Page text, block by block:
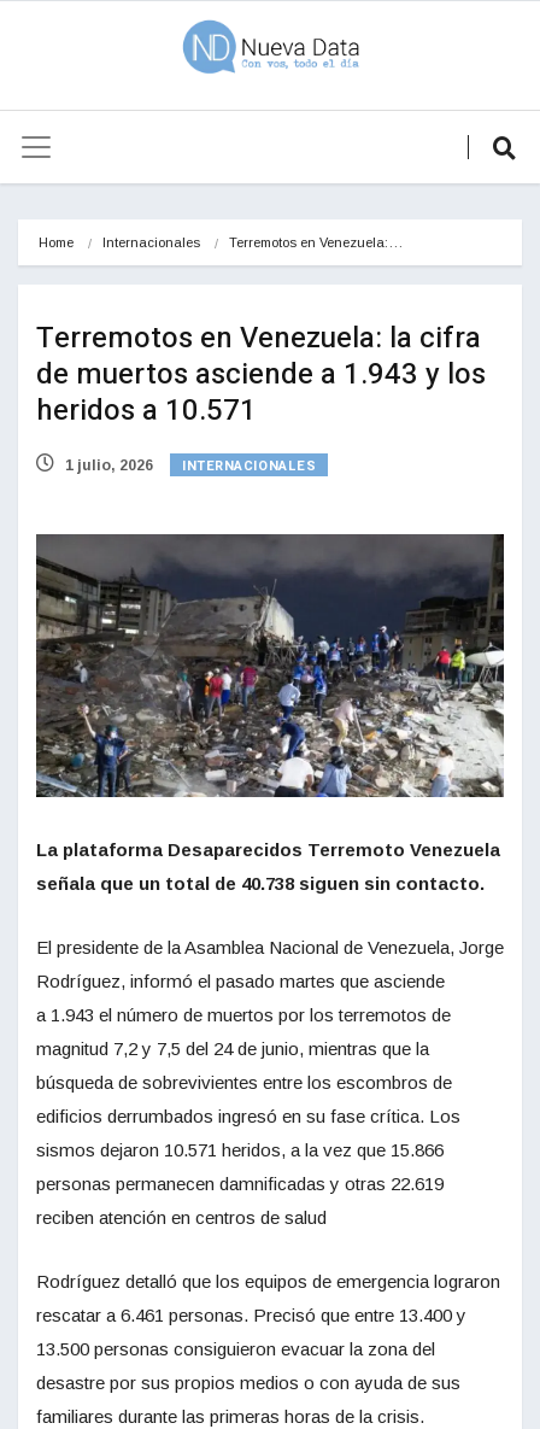
Home Internacionales Terremotos en Venezuela:…
Terremotos en Venezuela: la cifra
de muertos asciende a 1.943 y los
heridos a 10.571
1 julio, 2026 INTERNACIONALES
La plataforma Desaparecidos Terremoto Venezuela
señala que un total de 40.738 siguen sin contacto.
El presidente de la Asamblea Nacional de Venezuela, Jorge
Rodríguez, informó el pasado martes que asciende
a 1.943 el número de muertos por los terremotos de
magnitud 7,2 y 7,5 del 24 de junio, mientras que la
búsqueda de sobrevivientes entre los escombros de
edificios derrumbados ingresó en su fase crítica. Los
sismos dejaron 10.571 heridos, a la vez que 15.866
personas permanecen damnificadas y otras 22.619
reciben atención en centros de salud
Rodríguez detalló que los equipos de emergencia lograron
rescatar a 6.461 personas. Precisó que entre 13.400 y
13.500 personas consiguieron evacuar la zona del
desastre por sus propios medios o con ayuda de sus
familiares durante las primeras horas de la crisis.